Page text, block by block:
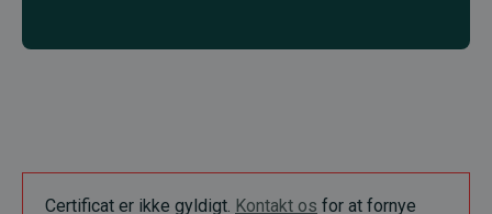
Certificat er ikke gyldigt. Kontakt os for at fornye